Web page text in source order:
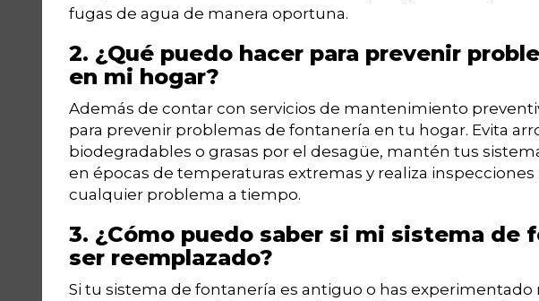
fugas de agua de manera oportuna.
2. ¿Qué puedo hacer para prevenir
en mi hogar?
Además de contar con servicios de mantenimiento
para prevenir problemas de fontanería en tu hogar. Evita
biodegradables o grasas por el desagüe, mantén tus
en épocas de temperaturas extremas y realiza
cualquier problema a tiempo.
3. ¿Cómo puedo saber si mi sistema de
ser reemplazado?
Si tu sistema de fontanería es antiguo o has